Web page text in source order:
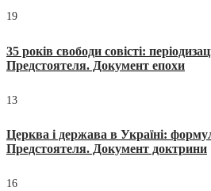
19
35 років свободи совісті:
Предстоятеля. Документ епохи
13
Церква і держава в Україні:
Предстоятеля. Документ доктрини
16